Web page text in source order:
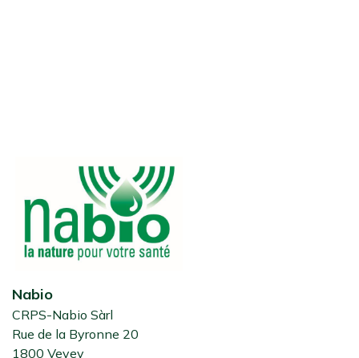
Nabio
CRPS-Nabio Sàrl
Rue de la Byronne 20
1800 Vevey